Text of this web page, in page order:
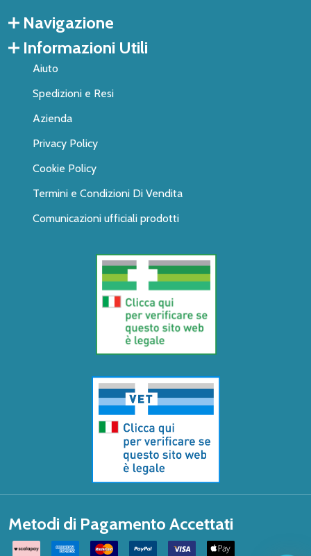
Navigazione
Informazioni Utili
Aiuto
Spedizioni e Resi
Azienda
Privacy Policy
Cookie Policy
Termini e Condizioni Di Vendita
Comunicazioni ufficiali prodotti
Metodi di Pagamento Accettati